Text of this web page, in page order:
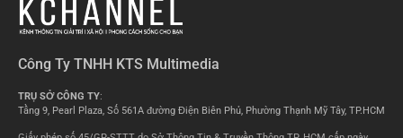
Công Ty TNHH KTS Multimedia
TRỤ SỞ CÔNG TY:
Tầng 9, Pearl Plaza, Số 561A đường Điện Biên Phủ, Phường Thạnh Mỹ Tây, TP.HCM